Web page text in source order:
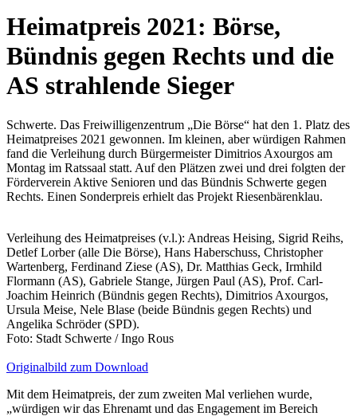
Heimatpreis 2021: Börse,
Bündnis gegen Rechts und die
AS strahlende Sieger
Schwerte. Das Freiwilligenzentrum „Die Börse“ hat den 1. Platz des
Heimatpreises 2021 gewonnen. Im kleinen, aber würdigen Rahmen
fand die Verleihung durch Bürgermeister Dimitrios Axourgos am
Montag im Ratssaal statt. Auf den Plätzen zwei und drei folgten der
Förderverein Aktive Senioren und das Bündnis Schwerte gegen
Rechts. Einen Sonderpreis erhielt das Projekt Riesenbärenklau.
Verleihung des Heimatpreises (v.l.): Andreas Heising, Sigrid Reihs,
Detlef Lorber (alle Die Börse), Hans Haberschuss, Christopher
Wartenberg, Ferdinand Ziese (AS), Dr. Matthias Geck, Irmhild
Flormann (AS), Gabriele Stange, Jürgen Paul (AS), Prof. Carl-
Joachim Heinrich (Bündnis gegen Rechts), Dimitrios Axourgos,
Ursula Meise, Nele Blase (beide Bündnis gegen Rechts) und
Angelika Schröder (SPD).
Foto: Stadt Schwerte / Ingo Rous
Originalbild zum Download
Mit dem Heimatpreis, der zum zweiten Mal verliehen wurde,
„würdigen wir das Ehrenamt und das Engagement im Bereich